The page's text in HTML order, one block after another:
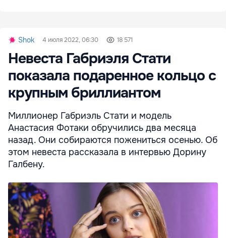
Shok 4 июля 2022, 06:30 18 571
Невеста Габриэля Стати
показала подаренное кольцо с
крупным бриллиантом
Миллионер Габриэль Стати и модель
Анастасия Фотаки обручились два месяца
назад. Они собираются пожениться осенью. Об
этом невеста рассказала в интервью Дорину
Галбену.